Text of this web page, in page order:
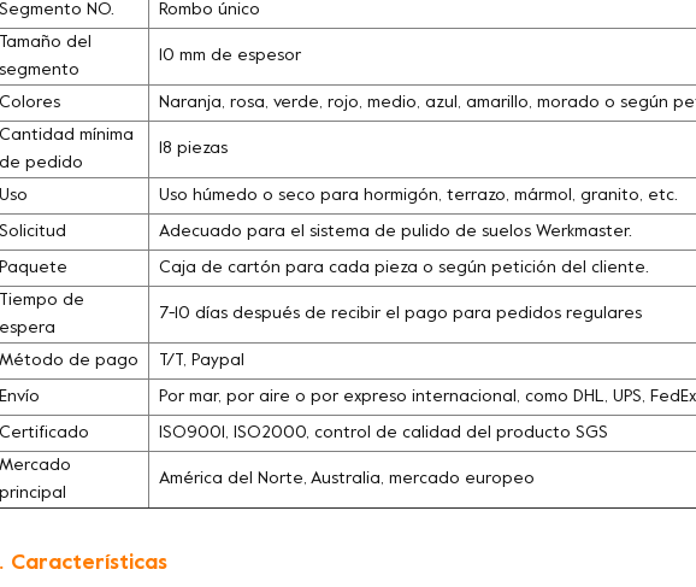
Segmento NO. Rombo único
Tamaño del
segmento
10 mm de espesor
Colores Naranja, rosa, verde, rojo, medio, azul, amarillo, morado o según
Cantidad mínima
de pedido
18 piezas
Uso Uso húmedo o seco para hormigón, terrazo, mármol, granito, etc.
Solicitud Adecuado para el sistema de pulido de suelos Werkmaster.
Paquete Caja de cartón para cada pieza o según petición del cliente.
Tiempo de
espera
7-10 días después de recibir el pago para pedidos regulares
Método de pago T/T, Paypal
Envío Por mar, por aire o por expreso internacional, como DHL, UPS,
Certificado ISO9001, ISO2000, control de calidad del producto SGS
Mercado
principal
América del Norte, Australia, mercado europeo
Características